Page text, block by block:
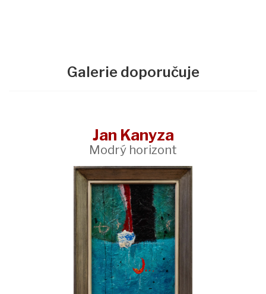
Galerie doporučuje
Jan Kanyza
Modrý horizont